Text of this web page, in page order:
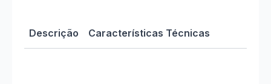
lumens
Descrição Características Técnicas